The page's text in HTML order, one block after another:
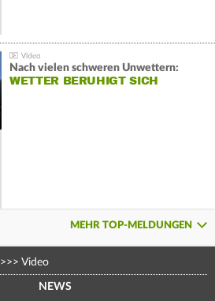
Nach vielen schweren Unwettern:
WETTER BERUHIGT SICH
MEHR TOP-MELDUNGEN
>>> Video
NEWS